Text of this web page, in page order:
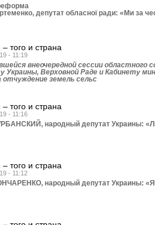
депутат обласної ради: «Ми за
того и страна
- 11:19
внеочередной сессии областного
Украины, Верховной Раде и Кабинету
отчуждение земель сельс
того и страна
- 11:16
народный депутат Украины:
того и страна
- 11:12
народный депутат Украины: «Я